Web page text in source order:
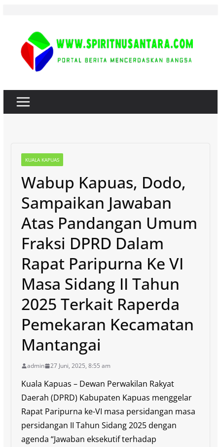
content
KUALA KAPUAS
Wabup Kapuas, Dodo,
Sampaikan Jawaban
Atas Pandangan Umum
Fraksi DPRD Dalam
Rapat Paripurna Ke VI
Masa Sidang II Tahun
2025 Terkait Raperda
Pemekaran Kecamatan
Mantangai
admin 27 Juni, 2025, 8:55 am
Kuala Kapuas – Dewan Perwakilan Rakyat
Daerah (DPRD) Kabupaten Kapuas menggelar
Rapat Paripurna ke-VI masa persidangan masa
persidangan II Tahun Sidang 2025 dengan
agenda “Jawaban eksekutif terhadap